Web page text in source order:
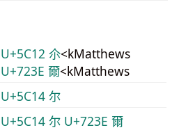
U+5C12 尒<kMatthews
U+723E 爾<kMatthews
U+5C14 尔
U+5C14 尔 U+723E 爾